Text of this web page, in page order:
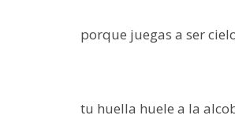
porque juegas a ser
tu huella huele a la